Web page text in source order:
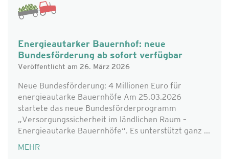
Energieautarker Bauernhof: neue
Bundesförderung ab sofort verfügbar
Veröffentlicht am 26. März 2026
Neue Bundesförderung: 4 Millionen Euro für
energieautarke Bauernhöfe Am 25.03.2026
startete das neue Bundesförderprogramm
„Versorgungssicherheit im ländlichen Raum –
Energieautarke Bauernhöfe“. Es unterstützt ganz ...
MEHR